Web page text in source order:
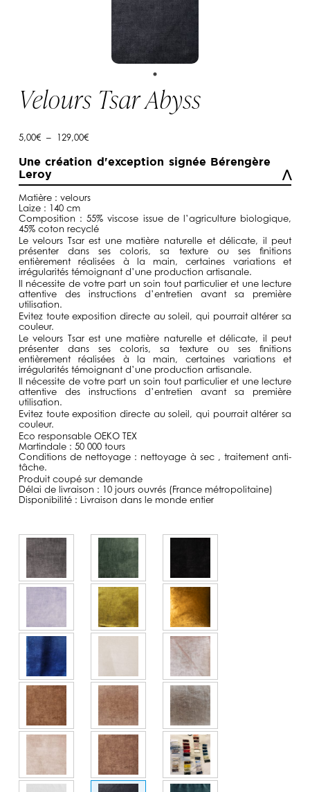
Velours Tsar Abyss
5,00€ – 129,00€Plage
5,00€
Une création d'exception signée Bérengère
Leroy
Matière : velours
Laize : 140 cm
Composition : 55% viscose issue de l’agriculture biologique,
45% coton recyclé
Le velours Tsar est une matière naturelle et délicate, il peut
présenter dans ses coloris, sa texture ou ses finitions
entièrement réalisées à la main, certaines variations et
irrégularités témoignant d’une production artisanale.
Il nécessite de votre part un soin tout particulier et une lecture
attentive des instructions d’entretien avant sa première
utilisation.
Evitez toute exposition directe au soleil, qui pourrait altérer sa
couleur.
Le velours Tsar est une matière naturelle et délicate, il peut
présenter dans ses coloris, sa texture ou ses finitions
entièrement réalisées à la main, certaines variations et
irrégularités témoignant d’une production artisanale.
Il nécessite de votre part un soin tout particulier et une lecture
attentive des instructions d’entretien avant sa première
utilisation.
Evitez toute exposition directe au soleil, qui pourrait altérer sa
couleur.
Eco responsable OEKO TEX
Martindale : 50 000 tours
Conditions de nettoyage : nettoyage à sec , traitement anti-
tâche.
Produit coupé sur demande
Délai de livraison : 10 jours ouvrés (France métropolitaine)
Disponibilité : Livraison dans le monde entier